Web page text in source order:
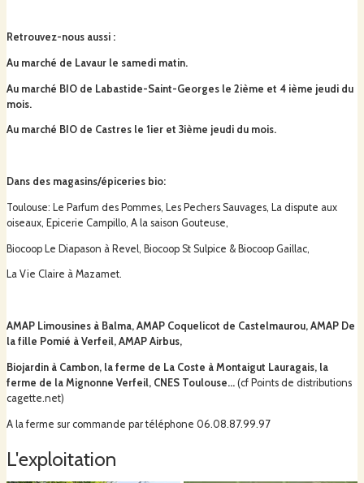
Retrouvez-nous aussi :
Au marché de Lavaur le samedi matin.
Au marché BIO de Labastide-Saint-Georges le 2ième et 4 ième jeudi du
mois.
Au marché BIO de Castres le 1ier et 3ième jeudi du mois.
Dans des magasins/épiceries bio:
Toulouse: Le Parfum des Pommes, Les Pechers Sauvages, La dispute aux
oiseaux, Epicerie Campillo, A la saison Gouteuse,
Biocoop Le Diapason à Revel, Biocoop St Sulpice & Biocoop Gaillac,
La Vie Claire à Mazamet.
AMAP Limousines à Balma, AMAP Coquelicot de Castelmaurou, AMAP De
la fille Pomié à Verfeil, AMAP Airbus,
Biojardin à Cambon, la ferme de La Coste à Montaigut Lauragais, la
ferme de la Mignonne Verfeil, CNES Toulouse... (cf Points de distributions
cagette.net)
A la ferme sur commande par téléphone 06.08.87.99.97
L'exploitation